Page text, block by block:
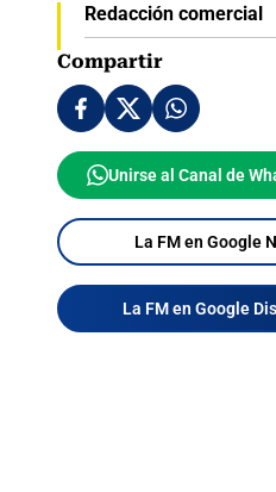
Redacción comercial
Compartir
Unirse al Canal de
La FM en Google
La FM en Google